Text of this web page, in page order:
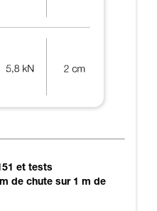
et tests
de chute sur 1 m de